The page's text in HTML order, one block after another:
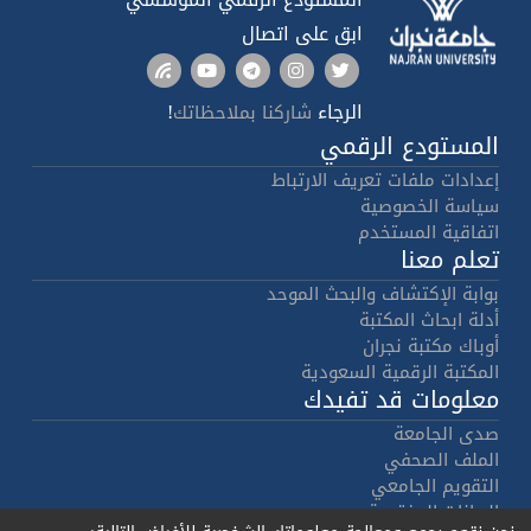
ابق على اتصال
الرجاء شاركنا بملاحظاتك!
المستودع الرقمي
إعدادات ملفات تعريف الارتباط
سياسة الخصوصية
اتفاقية المستخدم
تعلم معنا
بوابة الإكتشاف والبحث الموحد
أدلة ابحاث المكتبة
أوباك مكتبة نجران
المكتبة الرقمية السعودية
معلومات قد تفيدك
صدى الجامعة
الملف الصحفي
التقويم الجامعي
البيانات المفتوحة